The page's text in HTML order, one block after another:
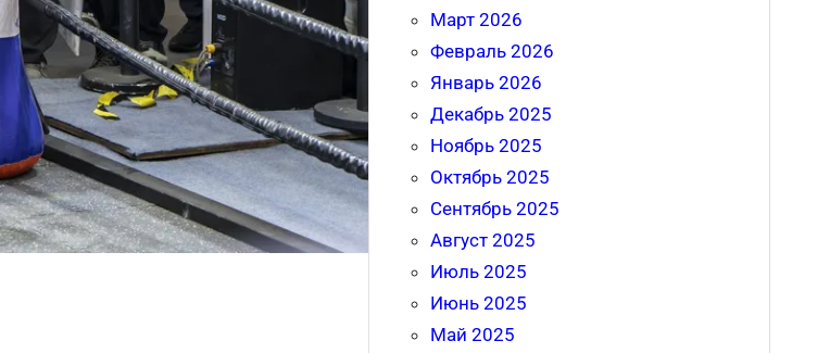
Март 2026
Февраль 2026
Январь 2026
Декабрь 2025
Ноябрь 2025
Октябрь 2025
Сентябрь 2025
Август 2025
Июль 2025
Июнь 2025
Май 2025